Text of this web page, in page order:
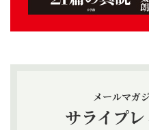
メールマガ
サライプ